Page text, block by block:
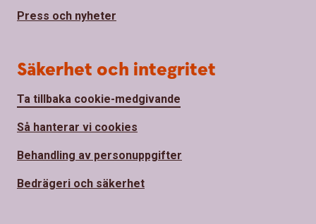
Press och nyheter
Säkerhet och integritet
Ta tillbaka cookie-medgivande
Så hanterar vi cookies
Behandling av personuppgifter
Bedrägeri och säkerhet